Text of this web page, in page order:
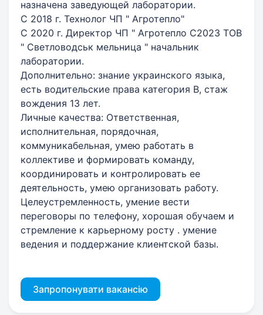
назначена заведующей лаборатории.
С 2018 г. Технолог ЧП " Агротепло"
С 2020 г. Директор ЧП " Агротепло С2023 ТОВ
" Светловодськ мельница " начальник
лаборатории.
Дополнительно: знание украинского языка,
есть водительские права категория В, стаж
вождения 13 лет.
Личные качества: Ответственная,
исполнительная, порядочная,
коммуникабельная, умею работать в
коллективе и формировать команду,
координировать и контролировать ее
деятельность, умею организовать работу.
Целеустремленность, умение вести
переговоры по телефону, хорошая обучаем и
стремление к карьерному росту . умение
ведения и поддержание клиентской базы.
Запропонувати вакансію